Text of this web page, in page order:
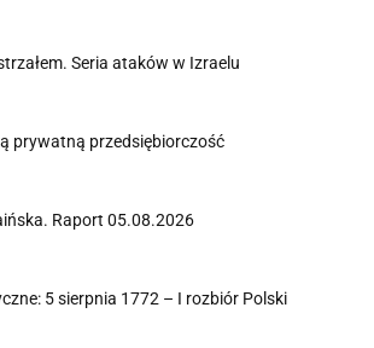
Seria ataków w Izraelu
prywatną przedsiębiorczość
Raport 05.08.2026
5 sierpnia 1772 – I rozbiór Polski